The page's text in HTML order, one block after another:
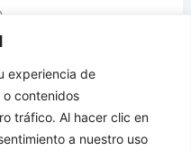
experiencia de
o contenidos
tráfico. Al hacer clic en
a nuestro uso
a una amplia
culinarias y ofrece
diversa y